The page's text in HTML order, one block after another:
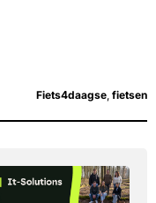
Fiets4daagse fietsen